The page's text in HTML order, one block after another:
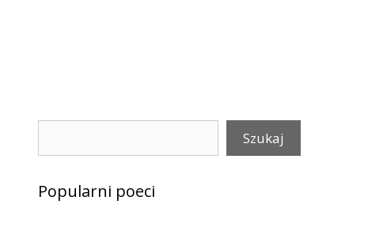
Szukaj
Popularni poeci